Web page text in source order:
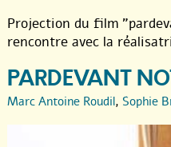
Projection du film
rencontre avec la
PARDEVANT
Marc Antoine Roudil, Sophie